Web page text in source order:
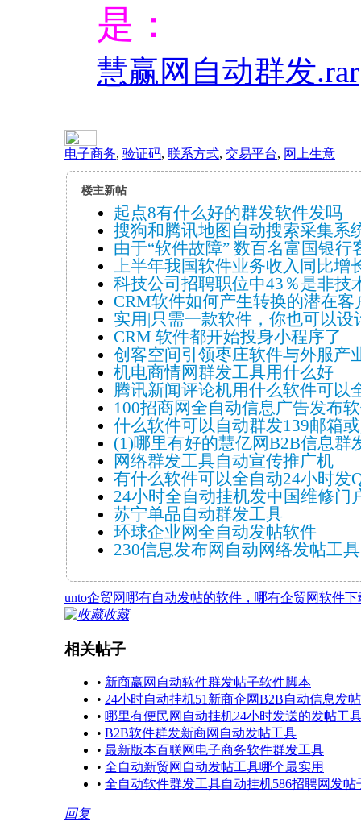
是：
慧赢网自动群发.rar
电子商务, 验证码, 联系方式, 交易平台, 网上生意
楼主新帖
起点8有什么好的群发软件发吗
搜狗和腾讯地图自动搜索采集系
由于“软件故障” 数百名富国银行
上半年我国软件业务收入同比增
科技公司招聘职位中43％是非技
CRM软件如何产生转换的潜在客
实用|只需一款软件，你也可以设
CRM 软件都开始投身小程序了
创客空间引领枣庄软件与外服产
机电商情网群发工具用什么好
腾讯新闻评论机用什么软件可以
100招商网全自动信息广告发布
什么软件可以自动群发139邮箱
(1)哪里有好的慧亿网B2B信息群
网络群发工具自动宣传推广机
有什么软件可以全自动24小时发
24小时全自动挂机发中国维修门
苏宁单品自动群发工具
环球企业网全自动发帖软件
230信息发布网自动网络发帖工具
unto企贸网哪有自动发帖的软件，哪有企贸网软件下
收藏
相关帖子
• 新商赢网自动软件群发帖子软件脚本
• 24小时自动挂机51新商企网B2B自动信息发
• 哪里有便民网自动挂机24小时发送的发帖工
• B2B软件群发新商网自动发帖工具
• 最新版本百联网电子商务软件群发工具
• 全自动新贸网自动发帖工具哪个最实用
• 全自动软件群发工具自动挂机586招聘网发帖
回复